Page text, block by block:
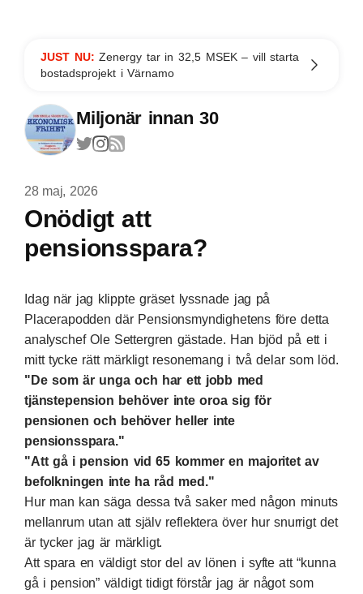
JUST NU:Zenergy tar in 32,5 MSEK – vill starta
bostadsprojekt i Värnamo
Miljonär innan 30
28 maj, 2026
Onödigt att
pensionsspara?
Idag när jag klippte gräset lyssnade jag på
Placerapodden där Pensionsmyndighetens före detta
analyschef Ole Settergren gästade. Han bjöd på ett i
mitt tycke rätt märkligt resonemang i två delar som löd.
"De som är unga och har ett jobb med
tjänstepension behöver inte oroa sig för
pensionen och behöver heller inte
pensionsspara."
"Att gå i pension vid 65 kommer en majoritet av
befolkningen inte ha råd med."
Hur man kan säga dessa två saker med någon minuts
mellanrum utan att själv reflektera över hur snurrigt det
är tycker jag är märkligt.
Att spara en väldigt stor del av lönen i syfte att “kunna
gå i pension” väldigt tidigt förstår jag är något som